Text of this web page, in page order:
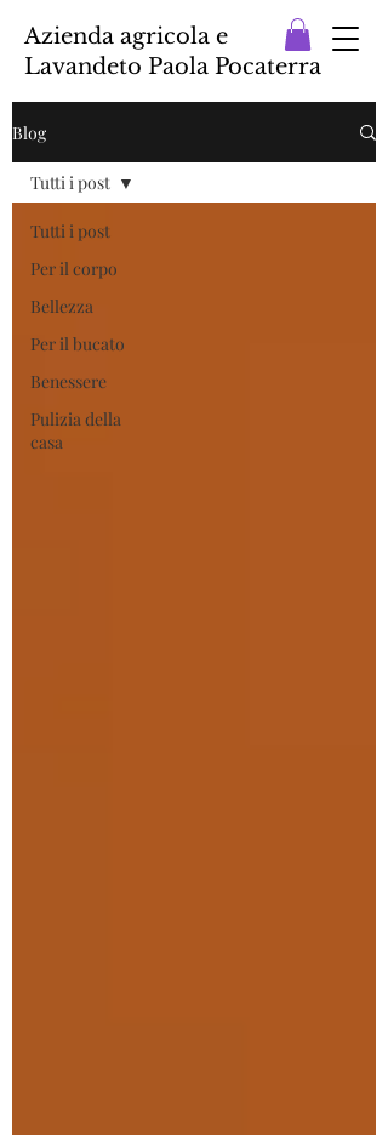
Azienda agricola e
Lavandeto Paola Pocaterra
Blog
Tutti i post
Per il corpo
Bellezza
Per il bucato
Benessere
Pulizia della
casa
Tutti i post